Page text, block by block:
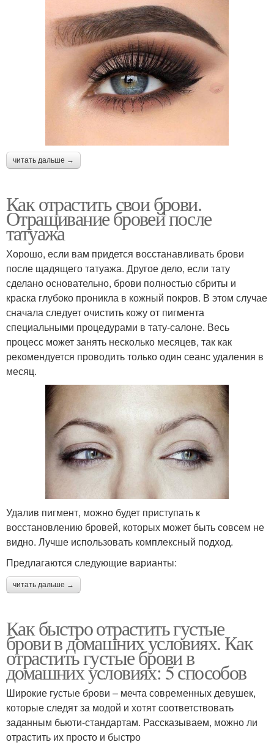
читать дальше →
Как отрастить свои брови.
Отращивание бровей после
татуажа
Хорошо, если вам придется восстанавливать брови
после щадящего татуажа. Другое дело, если тату
сделано основательно, брови полностью сбриты и
краска глубоко проникла в кожный покров. В этом случае
сначала следует очистить кожу от пигмента
специальными процедурами в тату-салоне. Весь
процесс может занять несколько месяцев, так как
рекомендуется проводить только один сеанс удаления в
месяц.
Удалив пигмент, можно будет приступать к
восстановлению бровей, которых может быть совсем не
видно. Лучше использовать комплексный подход.
Предлагаются следующие варианты:
читать дальше →
Как быстро отрастить густые
брови в домашних условиях. Как
отрастить густые брови в
домашних условиях: 5 способов
Широкие густые брови – мечта современных девушек,
которые следят за модой и хотят соответствовать
заданным бьюти-стандартам. Рассказываем, можно ли
отрастить их просто и быстро